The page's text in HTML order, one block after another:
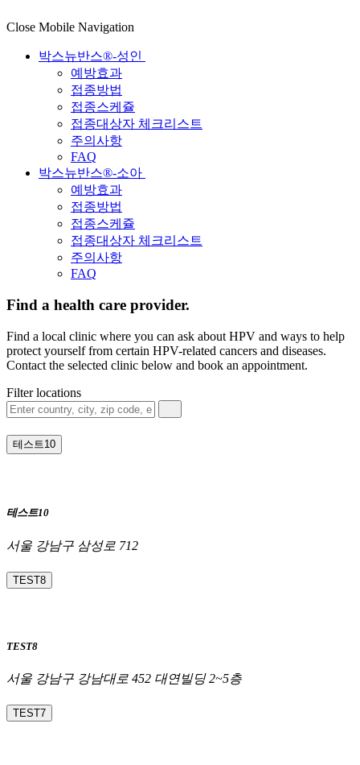
Close Mobile Navigation
박스뉴반스®-성인
예방효과
접종방법
접종스케쥴
접종대상자 체크리스트
주의사항
FAQ
박스뉴반스®-소아
예방효과
접종방법
접종스케쥴
접종대상자 체크리스트
주의사항
FAQ
Find a health care provider.
Find a local clinic where you can ask about HPV and ways to help
protect yourself from certain HPV-related cancers and diseases.
Contact the selected clinic below and book an appointment.
Filter locations
테스트10
테스트10
서울 강남구 삼성로 712
TEST8
TEST8
서울 강남구 강남대로 452 대연빌딩 2~5층
TEST7